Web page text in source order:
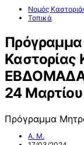
Νομός
Τοπικά
Καστορίας
ΕΒΔΟΜΑΔΑ
24
Πρόγραμμα
Α. Μ.